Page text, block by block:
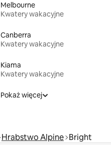
Melbourne
Kwatery wakacyjne
Canberra
Kwatery wakacyjne
Kiama
Kwatery wakacyjne
Pokaż więcej
Hrabstwo Alpine Bright